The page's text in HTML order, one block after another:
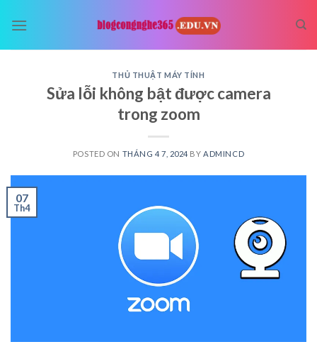
THỦ THUẬT MÁY TÍNH
Sửa lỗi không bật được camera
trong zoom
POSTED ON THÁNG 4 7, 2024 BY ADMINCD
07
Th4